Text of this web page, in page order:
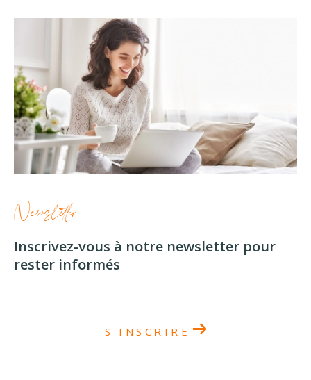
Newsletter
Inscrivez-vous à notre newsletter pour
rester informés
S'INSCRIRE